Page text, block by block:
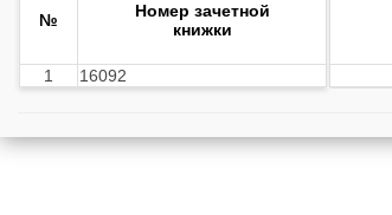
№
Номер зачетной
книжки
1 16092